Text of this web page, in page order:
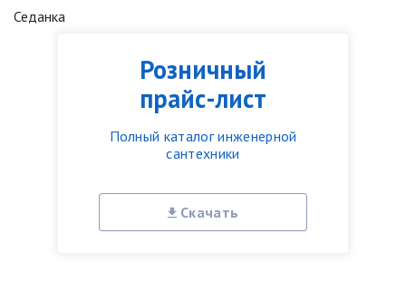
Розничный
прайс-лист
Полный каталог инженерной
сантехники
Скачать
Седанка